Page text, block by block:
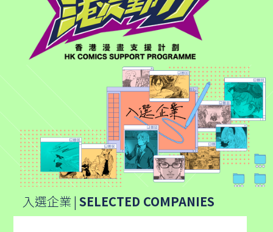
入選企業 |SELECTED COMPANIES